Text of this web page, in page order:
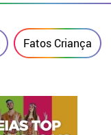
Fatos Criança